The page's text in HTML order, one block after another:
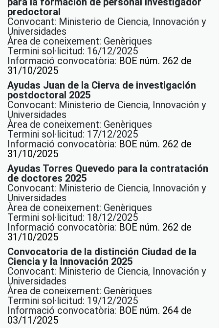
predoctoral
Convocant: Ministerio de Ciencia, Innovación y
Universidades
Àrea de coneixement: Genèriques
Termini sol·licitud: 16/12/2025
Informació convocatòria: BOE núm. 262 de
31/10/2025
Ayudas Juan de la Cierva de investigación
postdoctoral 2025
Convocant: Ministerio de Ciencia, Innovación y
Universidades
Àrea de coneixement: Genèriques
Termini sol·licitud: 17/12/2025
Informació convocatòria: BOE núm. 262 de
31/10/2025
Ayudas Torres Quevedo para la contratación
de doctores 2025
Convocant: Ministerio de Ciencia, Innovación y
Universidades
Àrea de coneixement: Genèriques
Termini sol·licitud: 18/12/2025
Informació convocatòria: BOE núm. 262 de
31/10/2025
Convocatoria de la distinción Ciudad de la
Ciencia y la Innovación 2025
Convocant: Ministerio de Ciencia, Innovación y
Universidades
Àrea de coneixement: Genèriques
Termini sol·licitud: 19/12/2025
Informació convocatòria: BOE núm. 264 de
03/11/2025